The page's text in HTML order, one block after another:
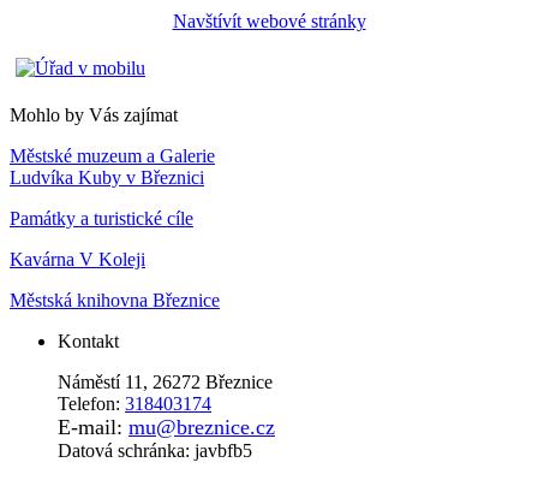
Navštívít webové stránky
Mohlo by Vás zajímat
Městské muzeum a Galerie
Ludvíka Kuby v Březnici
Památky a turistické cíle
Kavárna V Koleji
Městská knihovna Březnice
Kontakt
Náměstí 11, 26272 Březnice
Telefon: 318403174
E-mail: mu@breznice.cz
Datová schránka: javbfb5